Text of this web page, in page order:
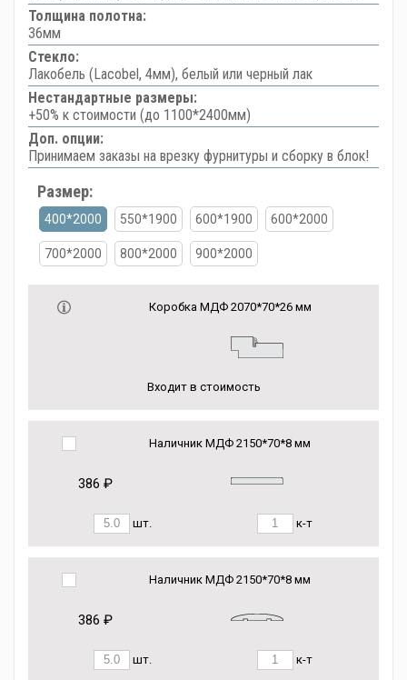
Толщина полотна:
36мм
Стекло:
Лакобель (Lacobel, 4мм), белый или черный лак
Нестандартные размеры:
+50% к стоимости (до 1100*2400мм)
Доп. опции:
Принимаем заказы на врезку фурнитуры и сборку в блок!
Размер:
400*2000 550*1900 600*1900 600*2000
700*2000 800*2000 900*2000
Коробка МДФ 2070*70*26 мм
Входит в стоимость
Наличник МДФ 2150*70*8 мм
386 ₽
шт. к-т
Наличник МДФ 2150*70*8 мм
386 ₽
шт. к-т